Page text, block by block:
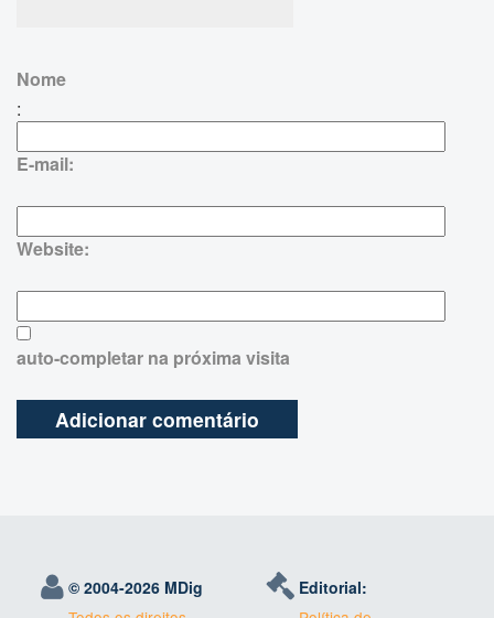
Nome
:
E-mail:
Website:
auto-completar na próxima visita
© 2004-2026 MDig
Editorial: